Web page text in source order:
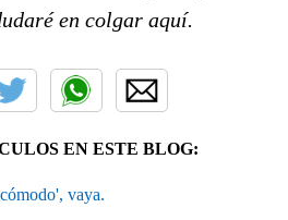
en colgar aquí.
EN ESTE BLOG:
vaya.